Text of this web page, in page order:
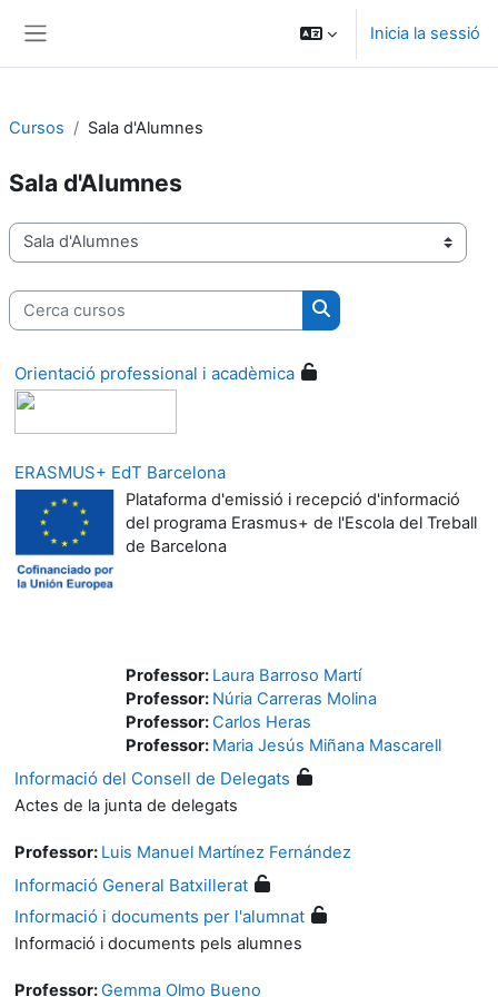
Inicia la sessió
Cursos Sala d'Alumnes
Sala d'Alumnes
Categories de cursos
Cerca cursos
Cerca cursos
Orientació professional i acadèmica
ERASMUS+ EdT Barcelona
Plataforma d'emissió i recepció d'informació
del programa Erasmus+ de l'Escola del Treball
de Barcelona
Professor: Laura Barroso Martí
Professor: Núria Carreras Molina
Professor:Carlos Heras
Professor: Maria Jesús Miñana Mascarell
Informació del Consell de Delegats
Actes de la junta de delegats
Professor: Luis Manuel Martínez Fernández
Informació General Batxillerat
Informació i documents per l'alumnat
Informació i documents pels alumnes
Professor:Gemma Olmo Bueno